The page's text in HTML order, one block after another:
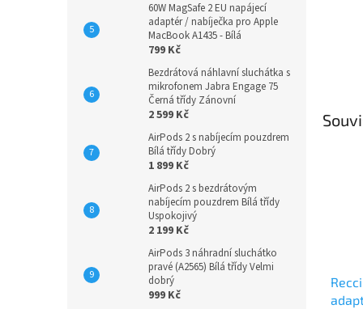
60W MagSafe 2 EU napájecí
adaptér / nabíječka pro Apple
MacBook A1435 - Bílá
799 Kč
Bezdrátová náhlavní sluchátka s
mikrofonem Jabra Engage 75
Černá třídy Zánovní
2 599 Kč
AirPods 2 s nabíjecím pouzdrem
Bílá třídy Dobrý
1 899 Kč
AirPods 2 s bezdrátovým
nabíjecím pouzdrem Bílá třídy
Uspokojivý
2 199 Kč
AirPods 3 náhradní sluchátko
pravé (A2565) Bílá třídy Velmi
dobrý
999 Kč